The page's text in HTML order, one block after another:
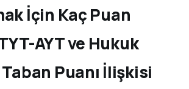
İçin Kaç Puan
AYT ve Hukuk
Puanı İlişkisi